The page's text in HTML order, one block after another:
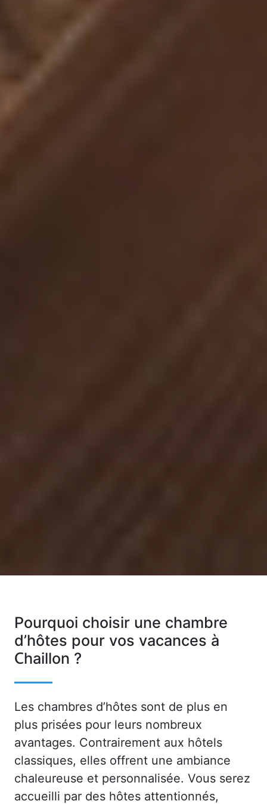
Pourquoi choisir une chambre
d’hôtes pour vos vacances à
Chaillon ?
Les chambres d’hôtes sont de plus en
plus prisées pour leurs nombreux
avantages. Contrairement aux hôtels
classiques, elles offrent une ambiance
chaleureuse et personnalisée. Vous serez
accueilli par des hôtes attentionnés,